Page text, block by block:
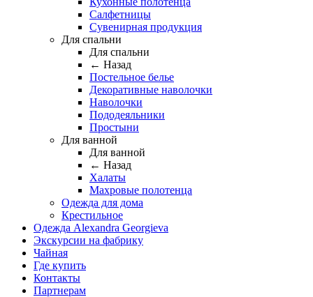
Салфетницы
Сувенирная продукция
Для спальни
Для спальни
← Назад
Постельное белье
Декоративные наволочки
Наволочки
Пододеяльники
Простыни
Для ванной
Для ванной
← Назад
Халаты
Махровые полотенца
Одежда для дома
Крестильное
Одежда Alexandra Georgieva
Экскурсии на фабрику
Чайная
Где купить
Контакты
Партнерам